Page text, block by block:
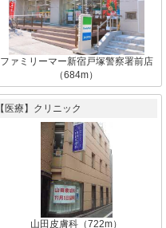
ファミリーマー新宿戸塚警察署前店
（684m）
【医療】クリニック
山田皮膚科（722m）